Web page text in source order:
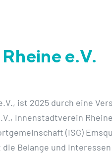
e.V.
ist 2025 durch eine
Innenstadtverein
(ISG)
Belange und